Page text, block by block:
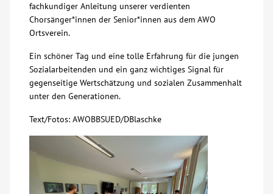
Ausbildung
Glossar
Suche
Kontakt
AWO BB Süd
fachkundiger Anleitung unserer verdienten
Chorsänger*innen der Senior*innen aus dem AWO
Ortsverein.
Ein schöner Tag und eine tolle Erfahrung für die jungen
Sozialarbeitenden und ein ganz wichtiges Signal für
gegenseitige Wertschätzung und sozialen Zusammenhalt
unter den Generationen.
Text/Fotos: AWOBBSUED/DBlaschke